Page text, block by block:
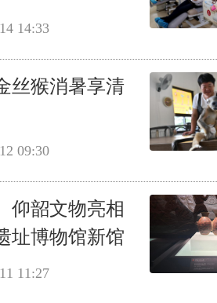
14:33
丝猴消暑享清
09:30
仰韶文物亮相
址博物馆新馆
11:27